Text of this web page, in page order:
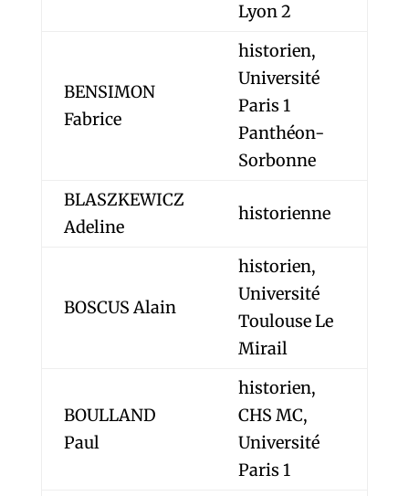
Lyon 2
BENSIMON
Fabrice
historien,
Université
Paris 1
Panthéon-
Sorbonne
BLASZKEWICZ
Adeline
historienne
BOSCUS Alain
historien,
Université
Toulouse Le
Mirail
BOULLAND
Paul
historien,
CHS MC,
Université
Paris 1